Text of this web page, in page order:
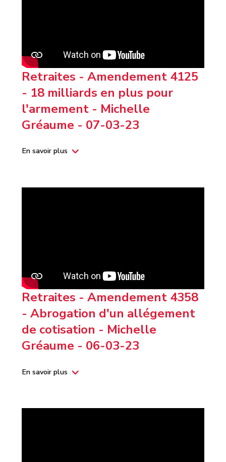
Retraites - Amendement 4125
- 18 milliards en plus pour
l'armement - Michelle
Gréaume - 07-03-23
En savoir plus
Retraites - Amendement 4358
- Abrogation d'un allégement
de cotisation - Michelle
Gréaume - 06-03-23
En savoir plus